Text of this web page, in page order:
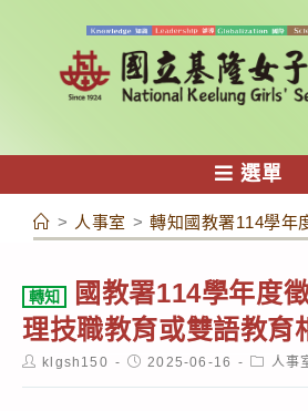
容
選單
> 人事室 > 轉知國教署114學年
轉知
國教署114學年度
理技職教育或雙語教育
Postklgsh150
Post2025-06-16
Post人事